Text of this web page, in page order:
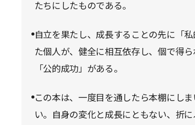
たちにしたものである。
自立を果たし、成長することの先に「
た個人が、健全に相互依存し、個で得
「公的成功」がある。
この本は、一度目を通したら本棚にし
い。自身の変化と成長にともない、折